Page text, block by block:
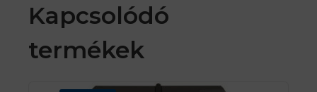
Kapcsolódó
termékek